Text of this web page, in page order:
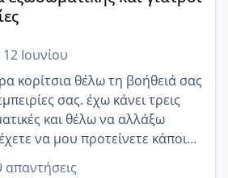
12 Ιουνίου
κορίτσια θέλω τη βοήθειά σας
σας. έχω κάνει τρεις
και θέλω να αλλάξω
να μου προτείνετε κάποιον
ευχαριστημένες και είχατε
απαντήσεις